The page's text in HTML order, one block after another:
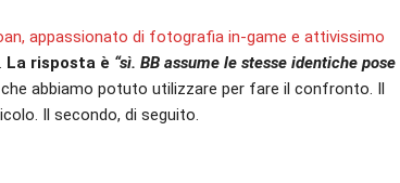
appassionato di fotografia in-game e attivissimo
La risposta è “sì. BB assume le stesse identiche pose
abbiamo potuto utilizzare per fare il confronto. Il
Il secondo, di seguito.